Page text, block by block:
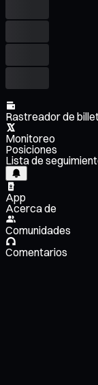
Rastreador de
Monitoreo
Posiciones
Lista de
App
Acerca de
Comunidades
Comentarios